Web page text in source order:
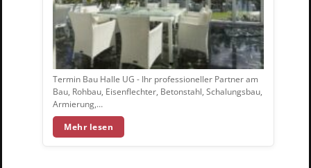
Termin Bau Halle UG - Ihr professioneller Partner am
Bau, Rohbau, Eisenflechter, Betonstahl, Schalungsbau,
Armierung,…
Mehr lesen